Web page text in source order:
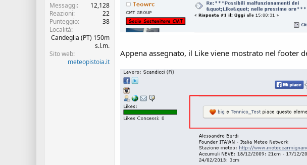
n
e
Messaggi
12,128
Reazioni
22
Punteggio
38
Località
Candeglia (PT) 150m
s.l.m.
Sito web
meteopistoia.it
Appena assegnato, il Like viene mostrato nel footer